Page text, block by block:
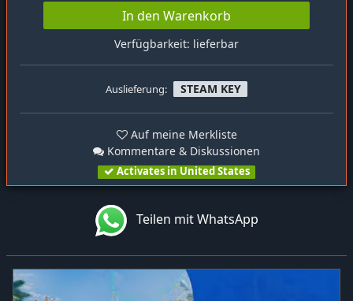
In den Warenkorb
Verfügbarkeit: lieferbar
Auslieferung: STEAM KEY
Auf meine Merkliste
Kommentare & Diskussionen
Activates in United States
Teilen mit WhatsApp